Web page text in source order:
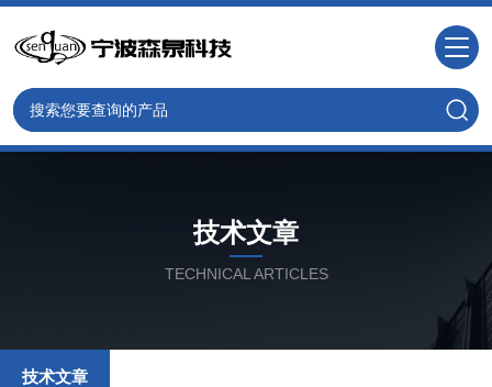
技术文章
TECHNICAL ARTICLES
技术文章